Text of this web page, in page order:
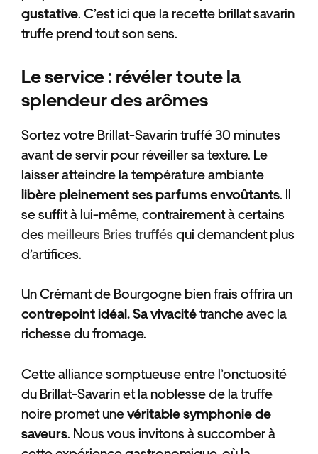
gustative. C’est ici que la recette brillat savarin
truffe prend tout son sens.
Le service : révéler toute la
splendeur des arômes
Sortez votre Brillat-Savarin truffé 30 minutes
avant de servir pour réveiller sa texture. Le
laisser atteindre la température ambiante
libère pleinement ses parfums envoûtants. Il
se suffit à lui-même, contrairement à certains
des meilleurs Bries truffés qui demandent plus
d’artifices.
Un Crémant de Bourgogne bien frais offrira un
contrepoint idéal. Sa vivacitétranche avec la
richesse du fromage.
Cette alliance somptueuse entre l’onctuosité
du Brillat-Savarin et la noblesse de la truffe
noire promet unevéritable symphonie de
saveurs. Nous vous invitons à succomber à